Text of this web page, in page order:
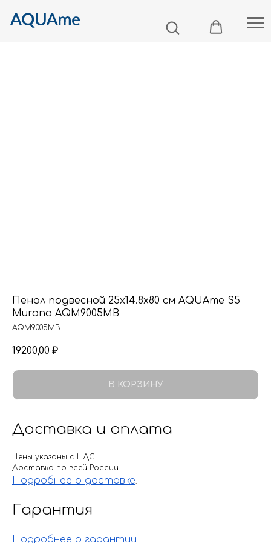
Пенал подвесной 25х14.8х80 см AQUAme S5
Murano AQM9005MB
AQM9005MB
19200,00 ₽
В КОРЗИНУ
Доставка и оплата
Цены указаны с НДС
Доставка по всей России
Подробнее о доставке.
Гарантия
Подробнее о гарантии.